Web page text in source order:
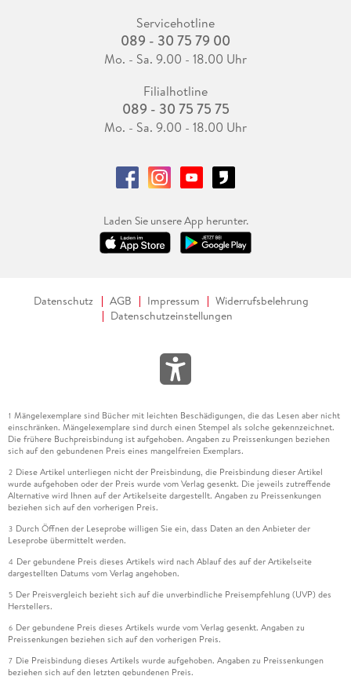
Servicehotline
089 - 30 75 79 00
Mo. - Sa. 9.00 - 18.00 Uhr
Filialhotline
089 - 30 75 75 75
Mo. - Sa. 9.00 - 18.00 Uhr
Laden Sie unsere App herunter.
Datenschutz AGB Impressum
Widerrufsbelehrung
Datenschutzeinstellungen
1 Mängelexemplare sind Bücher mit leichten Beschädigungen, die das Lesen aber nicht
einschränken. Mängelexemplare sind durch einen Stempel als solche gekennzeichnet.
Die frühere Buchpreisbindung ist aufgehoben. Angaben zu Preissenkungen beziehen
sich auf den gebundenen Preis eines mangelfreien Exemplars.
2 Diese Artikel unterliegen nicht der Preisbindung, die Preisbindung dieser Artikel
wurde aufgehoben oder der Preis wurde vom Verlag gesenkt. Die jeweils zutreffende
Alternative wird Ihnen auf der Artikelseite dargestellt. Angaben zu Preissenkungen
beziehen sich auf den vorherigen Preis.
3 Durch Öffnen der Leseprobe willigen Sie ein, dass Daten an den Anbieter der
Leseprobe übermittelt werden.
4 Der gebundene Preis dieses Artikels wird nach Ablauf des auf der Artikelseite
dargestellten Datums vom Verlag angehoben.
5 Der Preisvergleich bezieht sich auf die unverbindliche Preisempfehlung (UVP) des
Herstellers.
6 Der gebundene Preis dieses Artikels wurde vom Verlag gesenkt. Angaben zu
Preissenkungen beziehen sich auf den vorherigen Preis.
7 Die Preisbindung dieses Artikels wurde aufgehoben. Angaben zu Preissenkungen
beziehen sich auf den letzten gebundenen Preis.